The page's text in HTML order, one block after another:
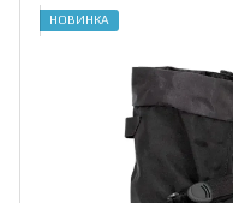
НОВИНКА